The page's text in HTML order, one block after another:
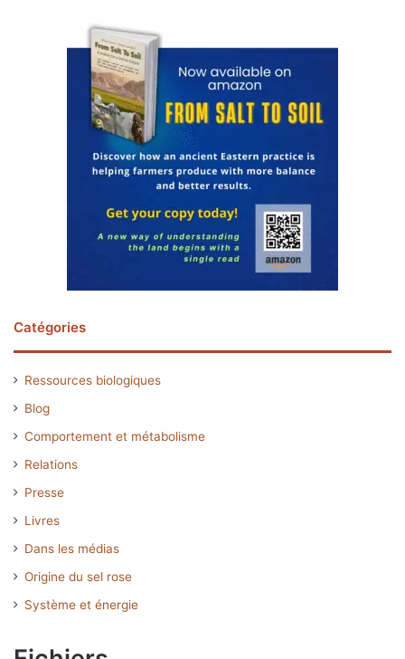
Catégories
Ressources biologiques
Blog
Comportement et métabolisme
Relations
Presse
Livres
Dans les médias
Origine du sel rose
Système et énergie